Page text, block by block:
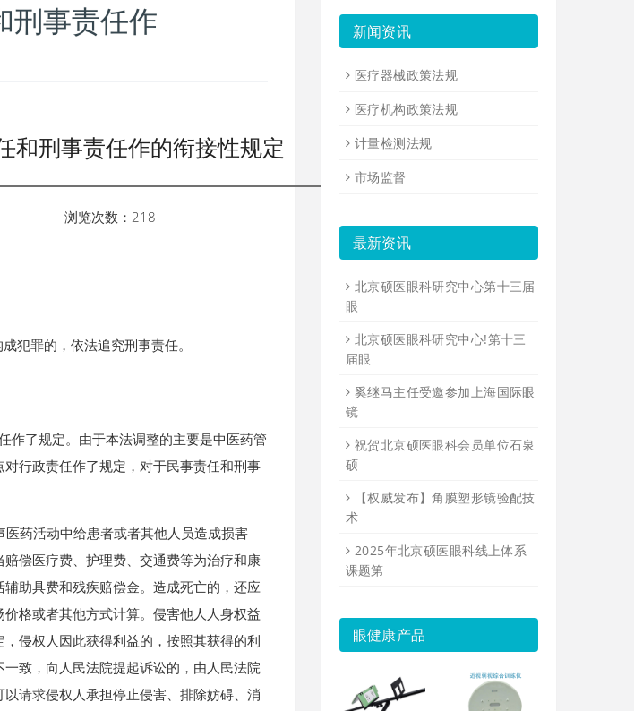
刑事责任作
和刑事责任作的衔接性规定
浏览次数：218
犯罪的，依法追究刑事责任。
了规定。由于本法调整的主要是中医药管
行政责任作了规定，对于民事责任和刑事
药活动中给患者或者其他人员造成损害
偿医疗费、护理费、交通费等为治疗和康
助具费和残疾赔偿金。造成死亡的，还应
格或者其他方式计算。侵害他人人身权益
侵权人因此获得利益的，按照其获得的利
致，向人民法院提起诉讼的，由人民法院
请求侵权人承担停止侵害、排除妨碍、消
新闻资讯
医疗器械政策法规
医疗机构政策法规
计量检测法规
市场监督
最新资讯
北京硕医眼科研究中心第十三届
眼
北京硕医眼科研究中心!第十三
届眼
奚继马主任受邀参加上海国际眼
镜
祝贺北京硕医眼科会员单位石泉
硕
【权威发布】角膜塑形镜验配技
术
2025年北京硕医眼科线上体系
课题第
眼健康产品